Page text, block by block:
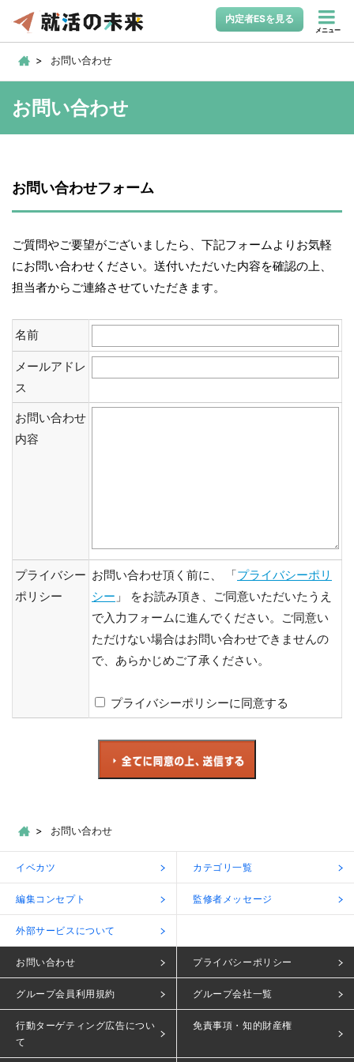
内定者ESを見る
メニュー
お問い合わせ
お問い合わせ
お問い合わせフォーム
ご質問やご要望がございましたら、下記フォームよりお気軽
にお問い合わせください。送付いただいた内容を確認の上、
担当者からご連絡させていただきます。
名前
メールアドレ
ス
お問い合わせ
内容
プライバシー
ポリシー
お問い合わせ頂く前に、 「プライバシーポリ
シー 」 をお読み頂き、ご同意いただいたうえ
で入力フォームに進んでください。ご同意い
ただけない場合はお問い合わせできませんの
で、あらかじめご了承ください。
プライバシーポリシーに同意する
お問い合わせ
イベカツ カテゴリ一覧
編集コンセプト 監修者メッセージ
外部サービスについて
お問い合わせ プライバシーポリシー
グループ会員利用規約 グループ会社一覧
行動ターゲティング広告につい
て
免責事項・知的財産権